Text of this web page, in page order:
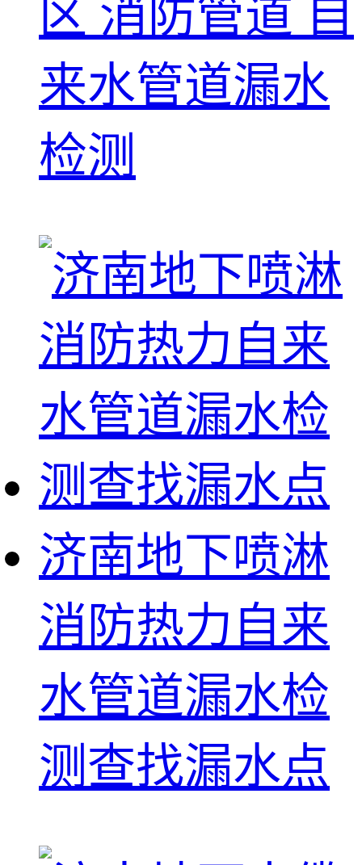
区 消防管道 自
来水管道漏水
检测
济南地下喷淋
消防热力自来
水管道漏水检
测查找漏水点